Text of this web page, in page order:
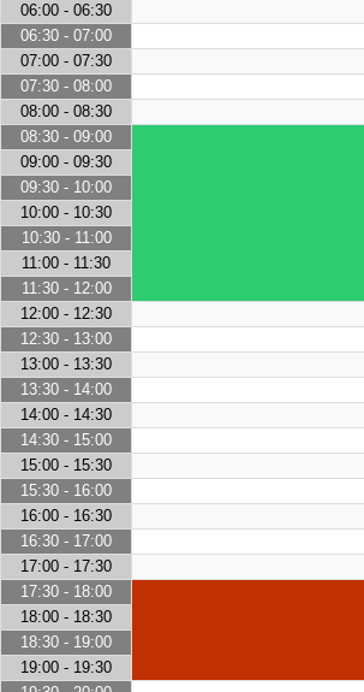
06:00 - 06:30
06:30 - 07:00
07:00 - 07:30
07:30 - 08:00
08:00 - 08:30
08:30 - 09:00
09:00 - 09:30
09:30 - 10:00
10:00 - 10:30
10:30 - 11:00
11:00 - 11:30
11:30 - 12:00
12:00 - 12:30
12:30 - 13:00
13:00 - 13:30
13:30 - 14:00
14:00 - 14:30
14:30 - 15:00
15:00 - 15:30
15:30 - 16:00
16:00 - 16:30
16:30 - 17:00
17:00 - 17:30
17:30 - 18:00
18:00 - 18:30
18:30 - 19:00
19:00 - 19:30